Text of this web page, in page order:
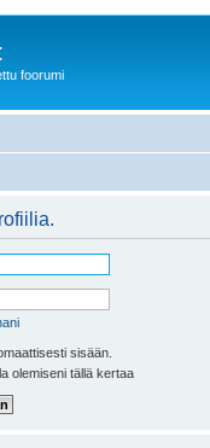
foorumi
sisään.
olemiseni tällä kertaa